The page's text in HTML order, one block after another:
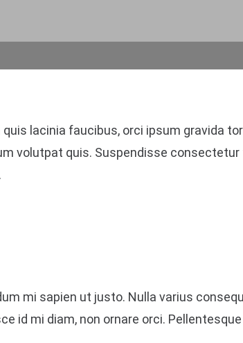
lacinia faucibus, orci ipsum gravida
volutpat quis. Suspendisse consectetur
mi sapien ut justo. Nulla varius
id mi diam, non ornare orci.